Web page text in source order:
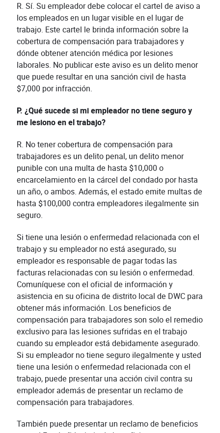
R. Sí. Su empleador debe colocar el cartel de aviso a
los empleados en un lugar visible en el lugar de
trabajo. Este cartel le brinda información sobre la
cobertura de compensación para trabajadores y
dónde obtener atención médica por lesiones
laborales. No publicar este aviso es un delito menor
que puede resultar en una sanción civil de hasta
$7,000 por infracción.
P. ¿Qué sucede si mi empleador no tiene seguro y
me lesiono en el trabajo?
R. No tener cobertura de compensación para
trabajadores es un delito penal, un delito menor
punible con una multa de hasta $10,000 o
encarcelamiento en la cárcel del condado por hasta
un año, o ambos. Además, el estado emite multas de
hasta $100,000 contra empleadores ilegalmente sin
seguro.
Si tiene una lesión o enfermedad relacionada con el
trabajo y su empleador no está asegurado, su
empleador es responsable de pagar todas las
facturas relacionadas con su lesión o enfermedad.
Comuníquese con el oficial de información y
asistencia en su oficina de distrito local de DWC para
obtener más información. Los beneficios de
compensación para trabajadores son solo el remedio
exclusivo para las lesiones sufridas en el trabajo
cuando su empleador está debidamente asegurado.
Si su empleador no tiene seguro ilegalmente y usted
tiene una lesión o enfermedad relacionada con el
trabajo, puede presentar una acción civil contra su
empleador además de presentar un reclamo de
compensación para trabajadores.
También puede presentar un reclamo de beneficios